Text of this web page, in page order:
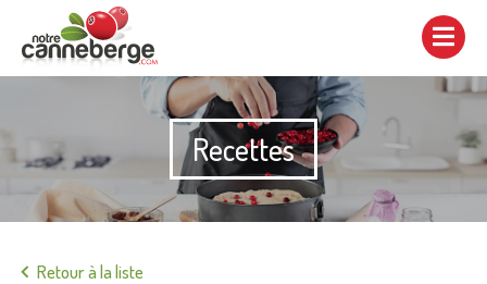
Afficher/cacher
navigation
Recettes
Retour à la liste